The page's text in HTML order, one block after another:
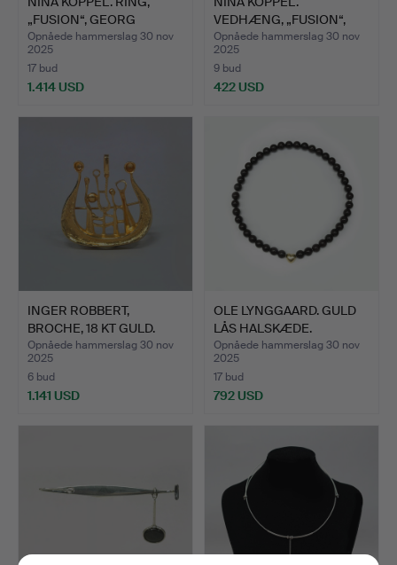
„FUSION“, GEORG
JENSEN.
Opnåede hammerslag 30 nov
2025
17 bud
1.414 USD
VEDHÆNG, „FUSION“,
GEORG JENS…
Opnåede hammerslag 30 nov
2025
9 bud
422 USD
INGER ROBBERT,
BROCHE, 18 KT GULD.
Opnåede hammerslag 30 nov
2025
6 bud
1.141 USD
OLE LYNGGAARD. GULD
LÅS HALSKÆDE.
Opnåede hammerslag 30 nov
2025
17 bud
792 USD